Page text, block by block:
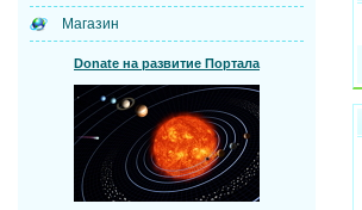
Магазин
Donate на развитие Портала